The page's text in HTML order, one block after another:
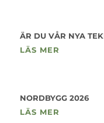
ÄR DU VÅR NYA
LÄS MER
NORDBYGG 2026
LÄS MER